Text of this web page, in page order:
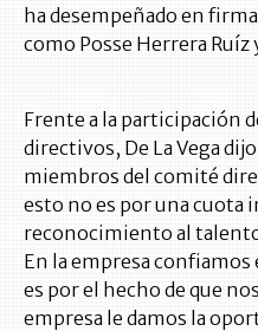
ha desempeñado en
como Posse Herrera Ruíz
Frente a la participación
directivos, De La Vega
miembros del comité
esto no es por una cuota
reconocimiento al
En la empresa
es por el hecho de que
empresa le damos la